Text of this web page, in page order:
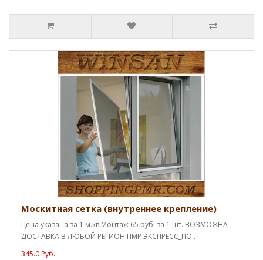
Москитная сетка (внутреннее крепление)
Цена указана за 1 м.кв.Монтаж 65 руб. за 1 шт. ВОЗМОЖНА
ДОСТАВКА В ЛЮБОЙ РЕГИОН ПМР ЭКСПРЕСС_ПО..
345.0 Руб.